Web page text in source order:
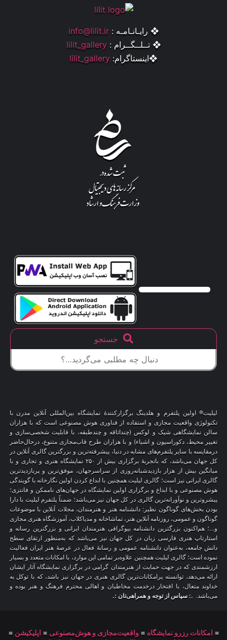
❖ رایـانـامـه : info@lilit.ir
❖ تــلــگــرام : lilit_gallery
❖اینستاگرام: lilit_gallery
جستجو
لیلیت® اولین پلتفرم و هلدینگ برگزارکنندهٔ نمایشگاه بین‌المللی آنلاین مدرن با
تکنولوژی واقعیت مجازی و استفاده از فناوری هوش مصنوعی است که با هزاران
سالن نمایشگاهی شیک و لوکس (چنداتاقه و چندطبقه، با قابلیت شخصی‌سازی و
تغییر محیط، دکوراسیون و اشیاء) و با هزاران طرح قاب‌مجازی متنوع، درحال‌حاضر
درمقایسه با سایر پلتفرم‌های مشابه در دنیا، پیشرفته‌ترین و بزرگترین گالری آنلاین در
کل جهان می‌باشد، که باتجربهٔ برگزاری بیش از ۲۵۰ نمایشگاه هنری و تجاری و با
میانگین بیش از هزار بازدیدشبانه‌روزی از سراسرجهان، موفق‌ترین و پربازدیدترین
گالری ایرانی نیز است؛ گالری لیلیت همچنین با ابداع کردن اولین نگارخانه با گویندگی
هوش مصنوعی و با ابداع و برگزاری اولین نمایشگاه در جهان‌های ناممکن و فانتزی؛
پیشروترین و نوآورانه‌ترین گالری در کل جهان نیز می‌باشد؛ ضمناً پلتفرم لیلیت با دارا
بودن بخش‌های گوناگون نظیر: دانشنامه هنر و هنرمندان، مجلات آنلاین با موضوعات
گوناگون و عمومی، روزنامه آنلاین هنر، تماشاخانه و مدیاکلاب، آموزشگاه هنری مجازی
و…؛ هم‌اکنون بزرگترین دانشنامه بیوگرافی هنرمندان ایرانی و بزرگترین رسانه و
استارتاپ هنری فارسی زبان در کل جهان نیز می‌باشد که به‌منظور ارتقای سطح
دانش جامعه، به‌عنوان دانشنامه عمومی و رسانهٔ فعال در عرصهٔ هنر ایران فعالیت
نموده است؛ گالری لیلیت همچنین علاوه‌بر تمامی این موارد، با امکانات متعدد و بسیار
ارزشمندی که در جهت حمایت از هنرمندان گرامی در برگزاری نمایشگاه آثار ایشان
ارائه می‌دهد، توانسته پرامکانات‌ترین گالری هنری در جهان نیز باشد، که با توکل به
خداوند متعال، با افتخار درخدمت مخاطبان و اهالی محترم فرهنگ و هنر بوده و
می‌باشد. .: سپاس از توجه و همراهی‌تان :.
≡ امکانات رزرو نمایشگاه ≡واقعیت‌مجازی و هوش‌مصنوعی ≡ اپلیکیشن ≡